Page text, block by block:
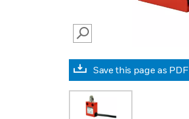
SEARCH
Save this page as PDF